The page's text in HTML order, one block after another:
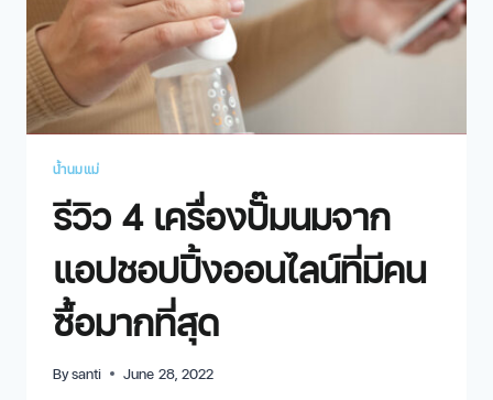
น้ำนมแม่
รีวิว 4 เครื่องปั๊มนมจาก
แอปชอปปิ้งออนไลน์ที่มีคน
ซื้อมากที่สุด
Bysanti June 28, 2022